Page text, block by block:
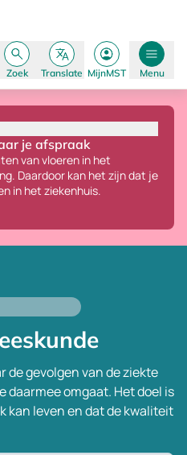
Zoek Translate MijnMST Menu
je afspraak
van vloeren in het
Daardoor kan het zijn dat je
in het ziekenhuis.
de gevolgen van de ziekte
daarmee omgaat. Het doel is
kan leven en dat de kwaliteit